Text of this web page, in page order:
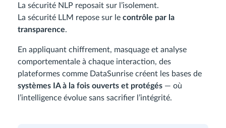
La sécurité NLP reposait sur l’isolement.
La sécurité LLM repose sur le contrôle par la
transparence.
En appliquant chiffrement, masquage et analyse
comportementale à chaque interaction, des
plateformes comme DataSunrise créent les bases de
systèmes IA à la fois ouverts et protégés — où
l’intelligence évolue sans sacrifier l’intégrité.